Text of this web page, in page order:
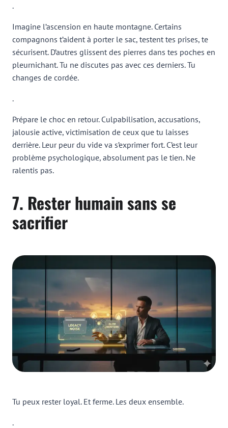
.
Imagine l’ascension en haute montagne. Certains
compagnons t’aident à porter le sac, testent tes prises, te
sécurisent. D’autres glissent des pierres dans tes poches en
pleurnichant. Tu ne discutes pas avec ces derniers. Tu
changes de cordée.
.
Prépare le choc en retour. Culpabilisation, accusations,
jalousie active, victimisation de ceux que tu laisses
derrière. Leur peur du vide va s’exprimer fort. C’est leur
problème psychologique, absolument pas le tien. Ne
ralentis pas.
7. Rester humain sans se
sacrifier
Tu peux rester loyal. Et ferme. Les deux ensemble.
.